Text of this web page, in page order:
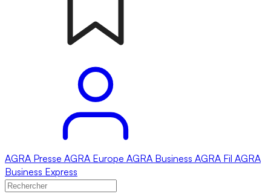
AGRA Presse AGRA Europe AGRA Business AGRA Fil AGRA
Business Express